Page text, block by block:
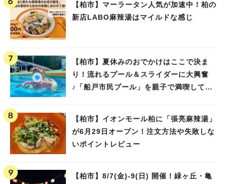
【柏市】マーラータン人気が加速中！柏の
新店LABO麻辣湯はマイルドな感じ
【柏市】夏休みのおでかけはここで決ま
り！流れるプール＆スライダーに大興奮
♪「船戸市民プール」を親子で満喫してき
【柏市】イオンモール柏に「張亮麻辣湯」
が6月29日オープン！注文方法や失敗しな
いポイントレビュー
【柏市】8/7(金)‐9(日) 開催！緑ヶ丘・亀